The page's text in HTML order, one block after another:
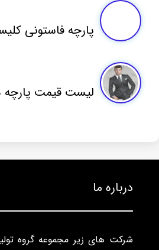
درباره ما
شرکت های زیر مجموعه گروه